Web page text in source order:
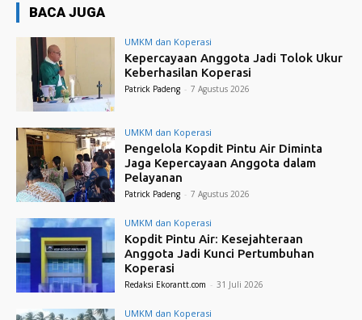
BACA JUGA
UMKM dan Koperasi
Kepercayaan Anggota Jadi Tolok Ukur
Keberhasilan Koperasi
Patrick Padeng - 7 Agustus 2026
UMKM dan Koperasi
Pengelola Kopdit Pintu Air Diminta
Jaga Kepercayaan Anggota dalam
Pelayanan
Patrick Padeng - 7 Agustus 2026
UMKM dan Koperasi
Kopdit Pintu Air: Kesejahteraan
Anggota Jadi Kunci Pertumbuhan
Koperasi
Redaksi Ekorantt.com - 31 Juli 2026
UMKM dan Koperasi